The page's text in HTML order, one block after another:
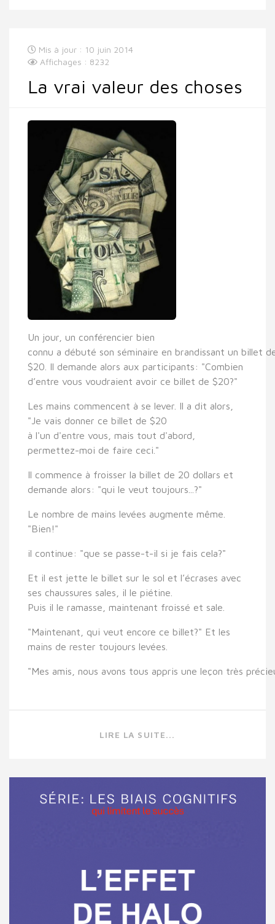
Mis à jour : 10 juin 2014
Affichages : 8232
La vrai valeur des choses
Un jour, un conférencier bien
connu a débuté son séminaire en brandissant un billet
$20. Il demande alors aux participants: "Combien
d’entre vous voudraient avoir ce billet de $20?"
Les mains commencent à se lever. Il a dit alors,
"Je vais donner ce billet de $20
à l'un d'entre vous, mais tout d'abord,
permettez-moi de faire ceci."
Il commence à froisser la billet de 20 dollars et
demande alors: "qui le veut toujours...?"
Le nombre de mains levées augmente même.
"Bien!"
il continue: "que se passe-t-il si je fais cela?"
Et il est jette le billet sur le sol et l’écrases avec
ses chaussures sales, il le piétine.
Puis il le ramasse, maintenant froissé et sale.
"Maintenant, qui veut encore ce billet?" Et les
mains de rester toujours levées.
"Mes amis, nous avons tous appris une leçon très
LIRE LA SUITE...